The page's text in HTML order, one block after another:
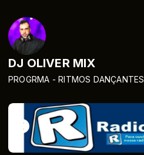
DJ OLIVER MIX
PROGRMA - RITMOS DANÇANTES